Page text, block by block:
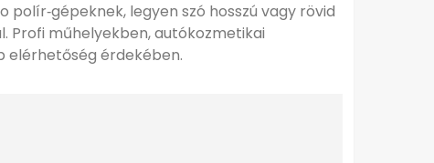
legyen szó hosszú vagy rövid
Profi műhelyekben, autókozmetikai
elérhetőség érdekében.